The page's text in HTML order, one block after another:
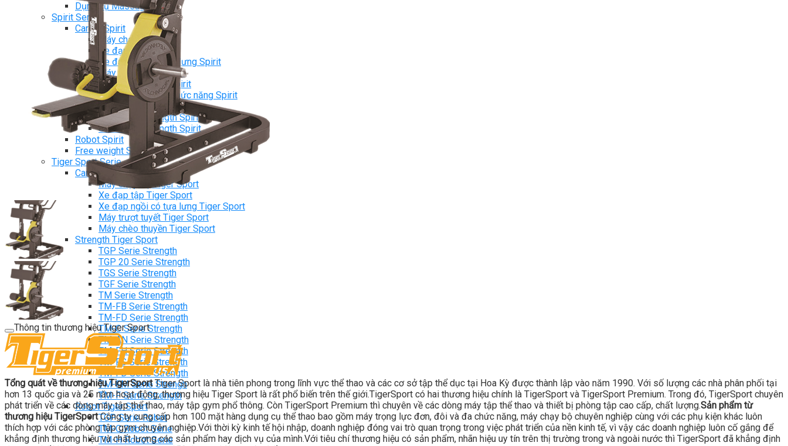
Dụng cụ Massage
Spirit Serie
Cardio Spirit
Máy chạy bộ Spirit
Xe đạp tập Spirit
Xe đạp ngồi có tựa lưng Spirit
Máy trượt tuyết Spirit
Máy chèo thuyền Spirit
Máy tập phục hồi chức năng Spirit
Strength Spirit
SP3 Serie Strength Spirit
SP4 Serie Strength Spirit
Robot Spirit
Free weight Spirit
Tiger Sport Serie
Cardio Tiger Sport
Máy chạy bộ Tiger Sport
Xe đạp tập Tiger Sport
Xe đạp ngồi có tựa lưng Tiger Sport
Máy trượt tuyết Tiger Sport
Máy chèo thuyền Tiger Sport
Strength Tiger Sport
TGP Serie Strength
TGP 20 Serie Strength
TGS Serie Strength
TGF Serie Strength
TM Serie Strength
TM-FB Serie Strength
TM-FD Serie Strength
TM-C Serie Strength
TM-AN Serie Strength
TM-FH Serie Strength
TM-FS Serie Strength
TM-FD Serie Strength
TM-FM Serie Strengh
TM-F Serie Strength
Robot Tiger Sport
TGP Serie Robot
TM-C Robot Serie
TM-H Robot Serie
Thông tin thương hiệu Tiger Sport
Tổng quát về thương hiệu TigerSportTiger Sport là nhà tiên phong trong lĩnh vực thể thao và các cơ sở tập thể dục tại Hoa Kỳ được thành lập vào năm 1990. Với số lượng các nhà phân phối tại
hơn 13 quốc gia và 25 năm hoạt động, thương hiệu Tiger Sport là rất phổ biến trên thế giới.TigerSport có hai thương hiệu chính là TigerSport và TigerSport Premium. Trong đó, TigerSport chuyên
phát triển về các dòng máy tập thể thao, máy tập gym phổ thông. Còn TigerSport Premium thì chuyên về các dòng máy tập thể thao và thiết bị phòng tập cao cấp, chất lượng.Sản phẩm từ
thương hiệu TigerSportCông ty cung cấp hơn 100 mặt hàng dụng cụ thể thao bao gồm máy trọng lực đơn, đôi và đa chức năng, máy chạy bộ chuyên nghiệp cùng với các phụ kiện khác luôn
thích hợp với các phòng tập gym chuyên nghiệp.Với thời kỳ kinh tế hội nhập, doanh nghiệp đóng vai trò quan trọng trong việc phát triển của nền kinh tế, vì vậy các doanh nghiệp luôn cố gắng để
khẳng định thương hiệu và chất lượng các sản phẩm hay dịch vụ của mình.Với tiêu chí thương hiệu có sản phẩm, nhãn hiệu uy tín trên thị trường trong và ngoài nước thì TigerSport đã khẳng định